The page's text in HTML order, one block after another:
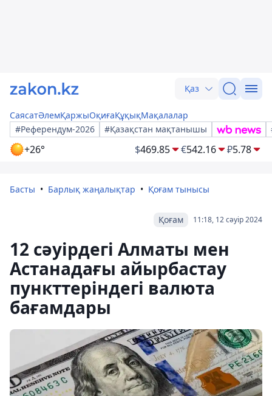
Қаз
СаясатӘлемҚаржыОқиғаҚұқықМақалалар
#Референдум-2026
#Қазақстан мақтанышы
+26° $469.85 €542.16 ₽5.78
Басты Барлық жаңалықтар Қоғам тынысы
11:18, 12 сәуір 2024
Қоғам
12 сәуірдегі Алматы мен
Астанадағы айырбастау
пункттеріндегі валюта
бағамдары